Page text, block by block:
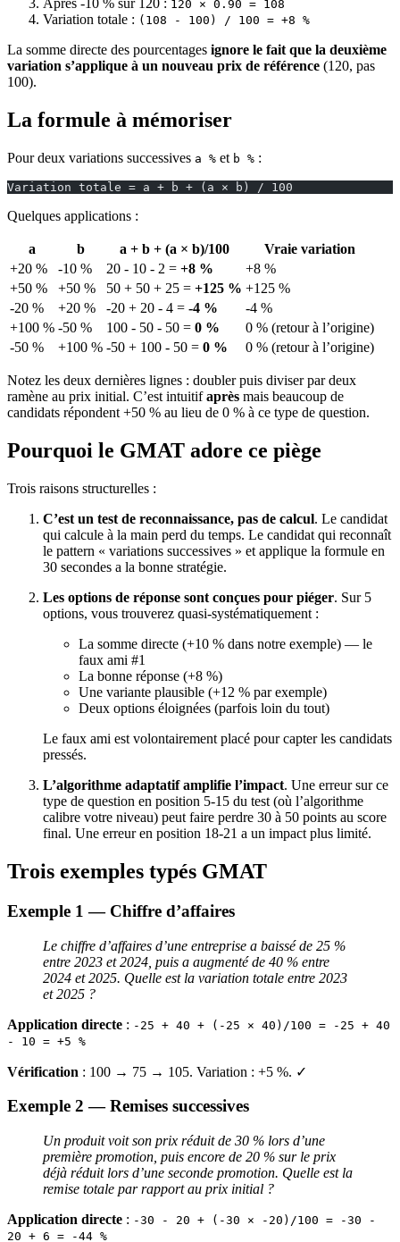
Après -10 % sur 120 : 120 × 0.90 = 108
Variation totale : (108 - 100) / 100 = +8 %
La somme directe des pourcentages ignore le fait que la deuxième
variation s’applique à un nouveau prix de référence (120, pas
100).
La formule à mémoriser
Pour deux variations successives a % et b % :
Variation totale = a + b + (a × b) / 100
Quelques applications :
a b a + b + (a × b)/100
Vraie variation
+20 %
-10 % 20 - 10 - 2 = +8 %
+8 %
+50 %
+50 % 50 + 50 + 25 = +125 % +125 %
-20 %
+20 % -20 + 20 - 4 = -4 %
-4 %
+100 % -50 % 100 - 50 - 50 = 0 %
0 % (retour à l’origine)
-50 %
+100 % -50 + 100 - 50 = 0 % 0 % (retour à l’origine)
Notez les deux dernières lignes : doubler puis diviser par deux
ramène au prix initial. C’est intuitifaprès mais beaucoup de
candidats répondent +50 % au lieu de 0 % à ce type de question.
Pourquoi le GMAT adore ce piège
Trois raisons structurelles :
C’est un test de reconnaissance, pas de calcul. Le candidat
qui calcule à la main perd du temps. Le candidat qui reconnaît
le pattern « variations successives » et applique la formule en
30 secondes a la bonne stratégie.
Les options de réponse sont conçues pour piéger. Sur 5
options, vous trouverez quasi-systématiquement :
La somme directe (+10 % dans notre exemple) — le
faux ami #1
La bonne réponse (+8 %)
Une variante plausible (+12 % par exemple)
Deux options éloignées (parfois loin du tout)
Le faux ami est volontairement placé pour capter les candidats
pressés.
L’algorithme adaptatif amplifie l’impact. Une erreur sur ce
type de question en position 5-15 du test (où l’algorithme
calibre votre niveau) peut faire perdre 30 à 50 points au score
final. Une erreur en position 18-21 a un impact plus limité.
Trois exemples typés GMAT
Exemple 1 — Chiffre d’affaires
Le chiffre d’affaires d’une entreprise a baissé de 25 %
entre 2023 et 2024, puis a augmenté de 40 % entre
2024 et 2025. Quelle est la variation totale entre 2023
et 2025 ?
Application directe : -25 + 40 + (-25 × 40)/100 = -25 + 40
- 10 = +5 %
Vérification : 100 → 75 → 105. Variation : +5 %. ✓
Exemple 2 — Remises successives
Un produit voit son prix réduit de 30 % lors d’une
première promotion, puis encore de 20 % sur le prix
déjà réduit lors d’une seconde promotion. Quelle est la
remise totale par rapport au prix initial ?
Application directe : -30 - 20 + (-30 × -20)/100 = -30 -
20 + 6 = -44 %